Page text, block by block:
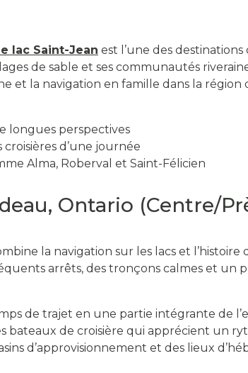
lac Saint-Jean est l’une des
de sable et ses communautés
et la navigation en famille dans la région
longues perspectives
d’une journée
Alma, Roberval et Saint-Félicien
Ontario (Centre/
la navigation sur les lacs et l’histoire
arrêts, des tronçons calmes et un
de trajet en une partie intégrante de
bateaux de croisière qui apprécient un
d’approvisionnement et des lieux